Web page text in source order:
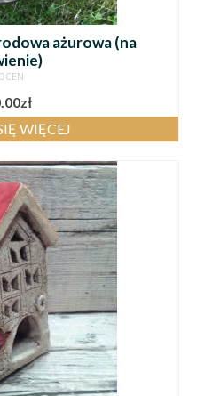
ażurowa (na
zł
WIĘCEJ